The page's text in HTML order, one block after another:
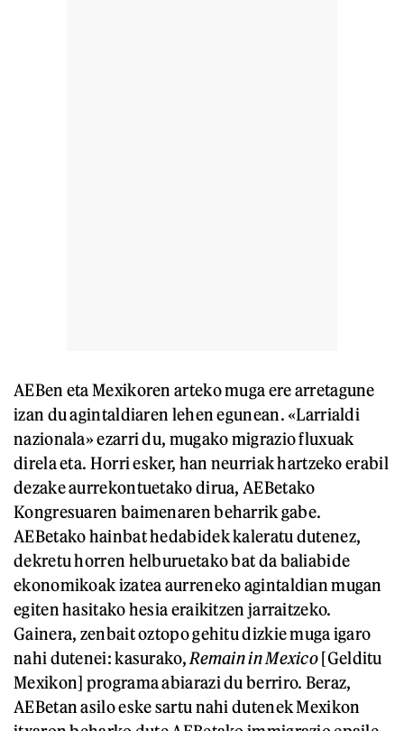
AEBen eta Mexikoren arteko muga ere arretagune
izan du agintaldiaren lehen egunean. «Larrialdi
nazionala» ezarri du, mugako migrazio fluxuak
direla eta. Horri esker, han neurriak hartzeko erabil
dezake aurrekontuetako dirua, AEBetako
Kongresuaren baimenaren beharrik gabe.
AEBetako hainbat hedabidek kaleratu dutenez,
dekretu horren helburuetako bat da baliabide
ekonomikoak izatea aurreneko agintaldian mugan
egiten hasitako hesia eraikitzen jarraitzeko.
Gainera, zenbait oztopo gehitu dizkie muga igaro
nahi dutenei: kasurako, Remain in Mexico[Gelditu
Mexikon] programa abiarazi du berriro. Beraz,
AEBetan asilo eske sartu nahi dutenek Mexikon